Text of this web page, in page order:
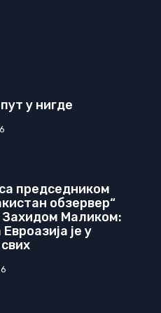
у нигде
председником
обзервер“
Захидом Маликом:
је у